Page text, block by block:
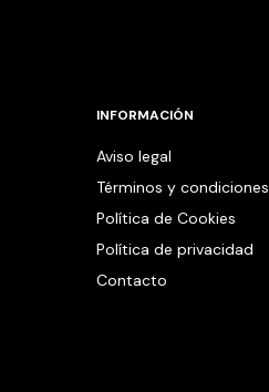
INFORMACIÓN
Aviso legal
Términos y condiciones
Política de Cookies
Política de privacidad
Contacto